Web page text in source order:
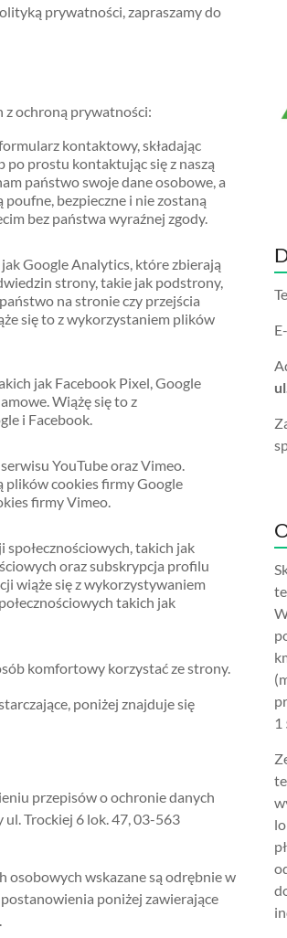
prywatności, zapraszamy do
z ochroną prywatności:
kontaktowy, składając
po prostu kontaktując się z naszą
państwo swoje dane osobowe, a
bezpieczne i nie zostaną
bez państwa wyraźnej zgody.
Google Analytics, które zbierają
strony, takie jak podstrony,
na stronie czy przejścia
się to z wykorzystaniem plików
jak Facebook Pixel, Google
Wiążę się to z
i Facebook.
YouTube oraz Vimeo.
plików cookies firmy Google
firmy Vimeo.
takich jak
oraz subskrypcja profilu
wiąże się z wykorzystywaniem
takich jak
komfortowy korzystać ze strony.
poniżej znajduje się
przepisów o ochronie danych
Trockiej 6 lok. 47, 03-563
osobowych wskazane są odrębnie w
poniżej zawierające
1